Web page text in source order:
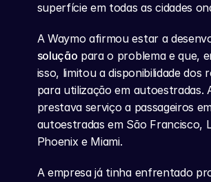
superfície em todas as cidades
solução para o problema e que,
isso, limitou a disponibilidade dos
para utilização em autoestradas.
prestava serviço a passageiros
autoestradas em São Francisco,
Phoenix e Miami.
A empresa já tinha enfrentado